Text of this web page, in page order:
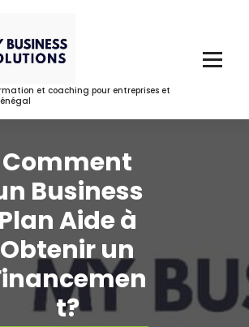
et coaching pour entreprises et
Comment
Business
Plan Aide à
Obtenir un
t?